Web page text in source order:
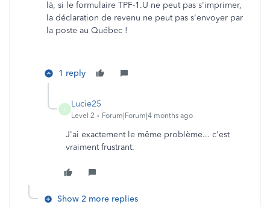
là, si le formulaire TPF-1.U ne peut pas s'imprimer,
la déclaration de revenu ne peut pas s'envoyer par
la poste au Québec !
1 reply
Lucie25
Level 2 Forum|Forum|4 months ago
J'ai exactement le même problème... c'est
vraiment frustrant.
Show 2 more replies